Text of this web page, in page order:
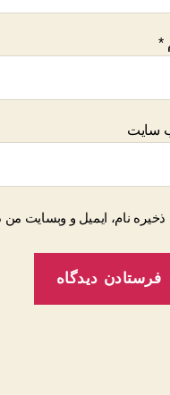
*
سایت
ذخیره نام، ایمیل و وبسایت